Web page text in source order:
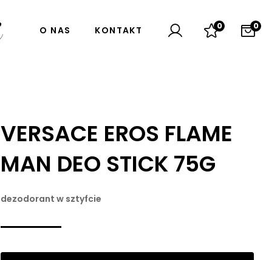
O NAS KONTAKT 0 0
VERSACE EROS FLAME
MAN DEO STICK 75G
dezodorant w sztyfcie